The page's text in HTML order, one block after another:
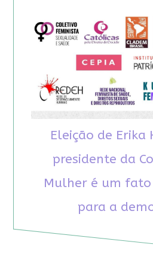
Eleição de Erika
presidente da
Mulher é um
para a